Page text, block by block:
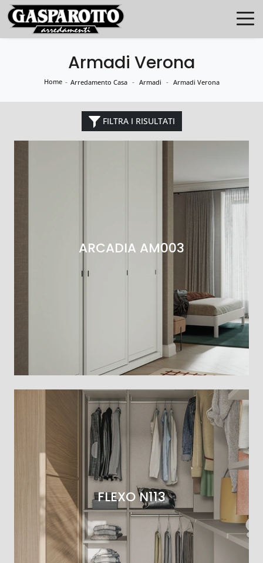
Armadi Verona
Home - Arredamento Casa - Armadi - Armadi Verona
FILTRA I RISULTATI
ARCADIA AM003
FLEXO N113